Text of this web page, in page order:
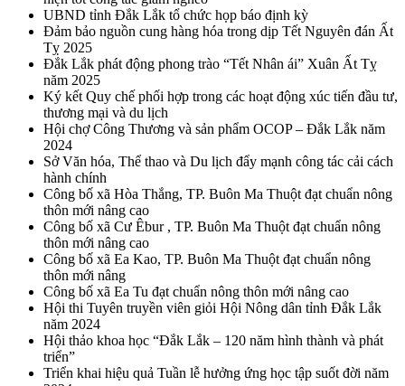
UBND tỉnh Đắk Lắk tổ chức họp báo định kỳ
Đảm bảo nguồn cung hàng hóa trong dịp Tết Nguyên đán Ất
Tỵ 2025
Đắk Lắk phát động phong trào “Tết Nhân ái” Xuân Ất Tỵ
năm 2025
Ký kết Quy chế phối hợp trong các hoạt động xúc tiến đầu tư,
thương mại và du lịch
Hội chợ Công Thương và sản phẩm OCOP – Đắk Lắk năm
2024
Sở Văn hóa, Thể thao và Du lịch đẩy mạnh công tác cải cách
hành chính
Công bố xã Hòa Thắng, TP. Buôn Ma Thuột đạt chuẩn nông
thôn mới nâng cao
Công bố xã Cư Êbur , TP. Buôn Ma Thuột đạt chuẩn nông
thôn mới nâng cao
Công bố xã Ea Kao, TP. Buôn Ma Thuột đạt chuẩn nông
thôn mới nâng
Công bố xã Ea Tu đạt chuẩn nông thôn mới nâng cao
Hội thi Tuyên truyền viên giỏi Hội Nông dân tỉnh Đắk Lắk
năm 2024
Hội thảo khoa học “Đắk Lắk – 120 năm hình thành và phát
triển”
Triển khai hiệu quả Tuần lễ hưởng ứng học tập suốt đời năm